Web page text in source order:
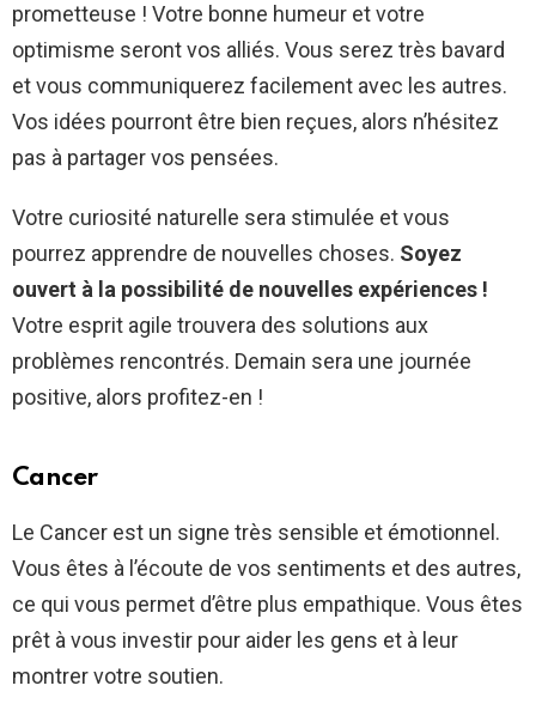
prometteuse ! Votre bonne humeur et votre
optimisme seront vos alliés. Vous serez très bavard
et vous communiquerez facilement avec les autres.
Vos idées pourront être bien reçues, alors n’hésitez
pas à partager vos pensées.
Votre curiosité naturelle sera stimulée et vous
pourrez apprendre de nouvelles choses. Soyez
ouvert à la possibilité de nouvelles expériences !
Votre esprit agile trouvera des solutions aux
problèmes rencontrés. Demain sera une journée
positive, alors profitez-en !
Cancer
Le Cancer est un signe très sensible et émotionnel.
Vous êtes à l’écoute de vos sentiments et des autres,
ce qui vous permet d’être plus empathique. Vous êtes
prêt à vous investir pour aider les gens et à leur
montrer votre soutien.